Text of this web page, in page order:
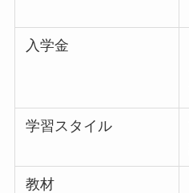
入学金
学習スタイル
教材